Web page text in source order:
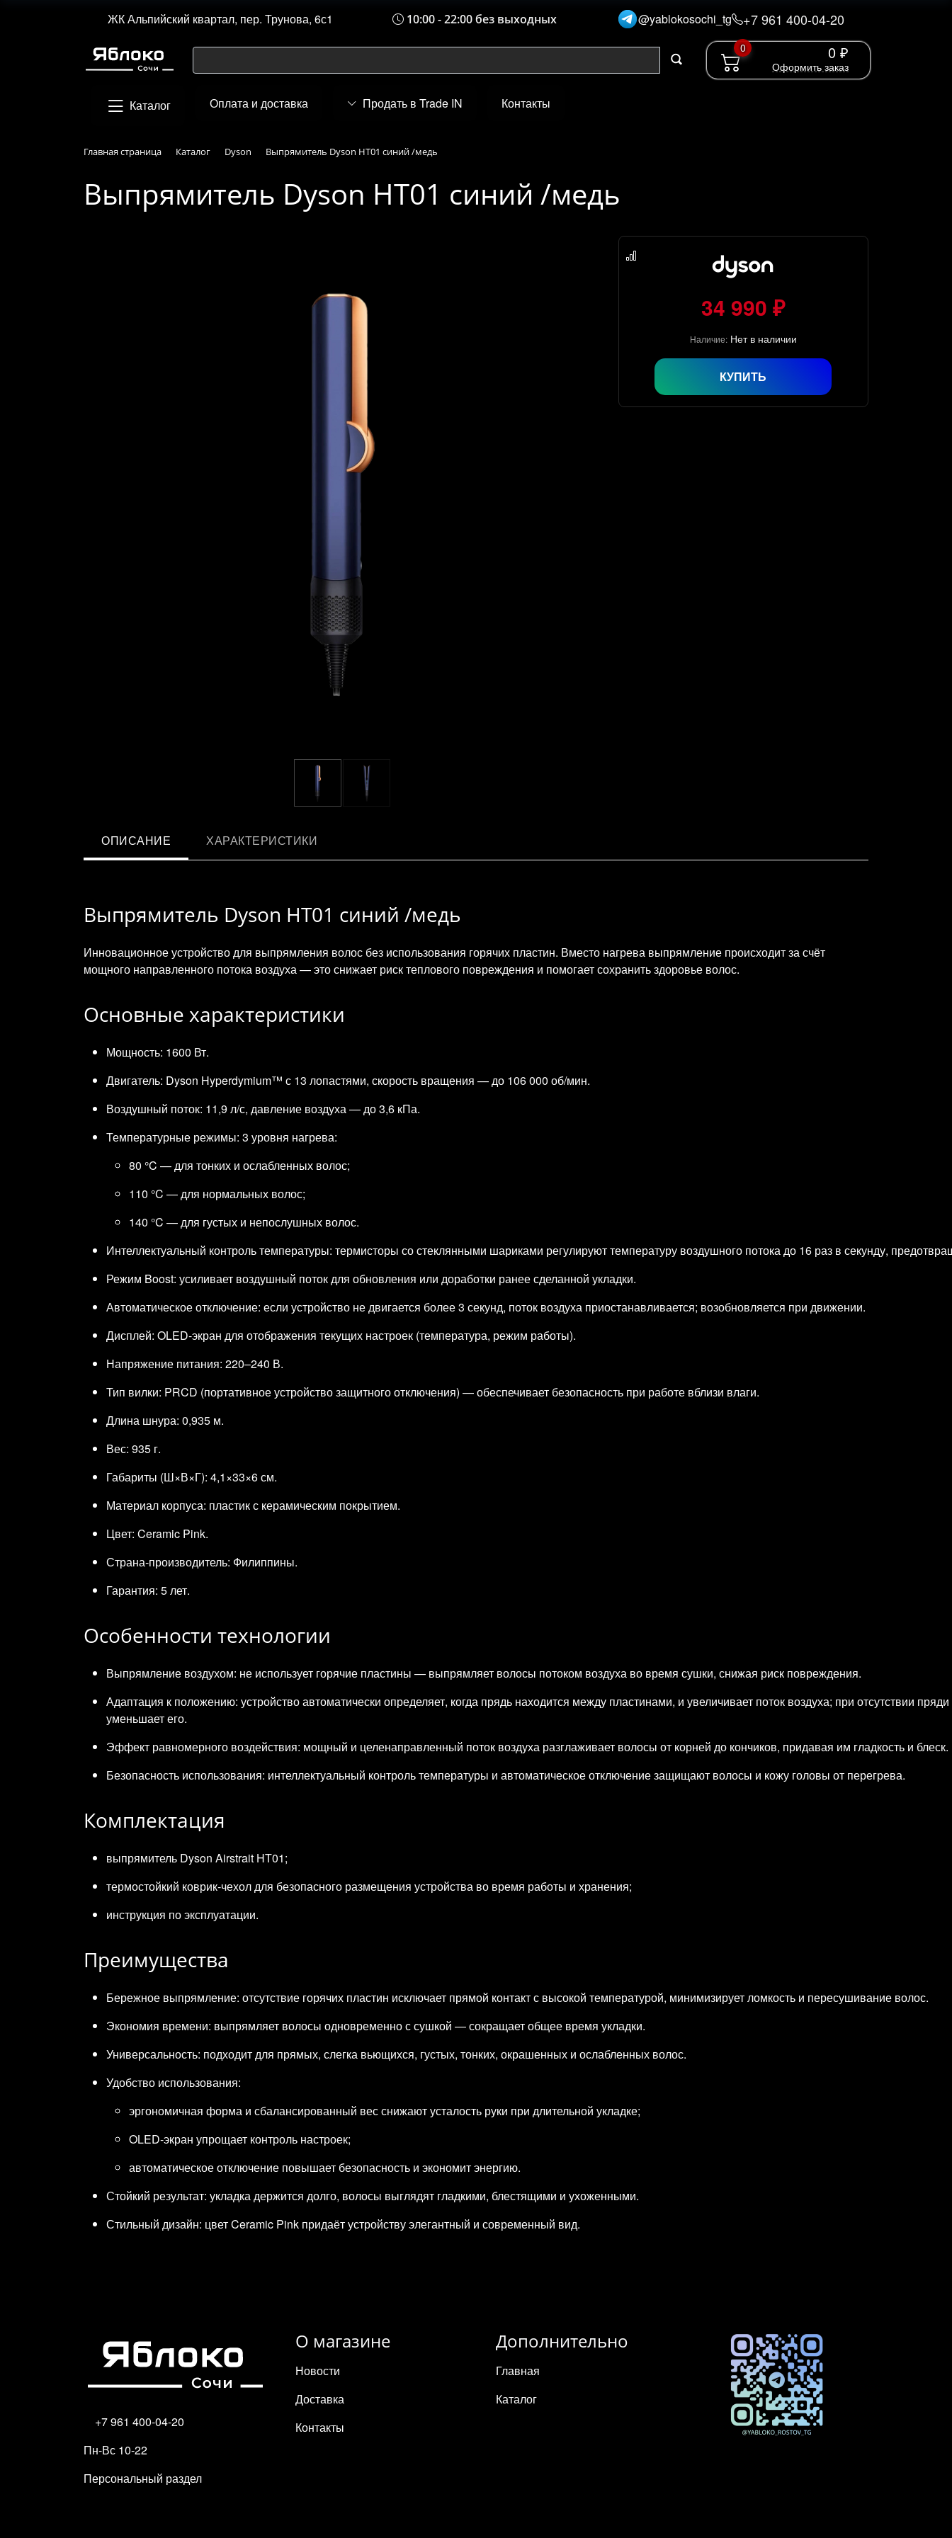
ЖК Альпийский квартал, пер. Трунова, 6с1 10:00 - 22:00 без выходных @yablokosochi_tg +7 961 400-04-20
0 0 ₽
Оформить заказ
Каталог Оплата и доставка Продать в Trade IN Контакты
Главная страница Каталог Dyson Выпрямитель Dyson HT01 синий /медь
Выпрямитель Dyson HT01 синий /медь
34 990 ₽
Наличие: Нет в наличии
КУПИТЬ
ОПИСАНИЕ ХАРАКТЕРИСТИКИ
Выпрямитель Dyson HT01 синий /медь
Инновационное устройство для выпрямления волос без использования горячих пластин. Вместо нагрева выпрямление происходит за счёт
мощного направленного потока воздуха — это снижает риск теплового повреждения и помогает сохранить здоровье волос.
Основные характеристики
Мощность: 1600 Вт.
Двигатель: Dyson Hyperdymium™ с 13 лопастями, скорость вращения — до 106 000 об/мин.
Воздушный поток: 11,9 л/с, давление воздуха — до 3,6 кПа.
Температурные режимы: 3 уровня нагрева:
80 °C — для тонких и ослабленных волос;
110 °C — для нормальных волос;
140 °C — для густых и непослушных волос.
Интеллектуальный контроль температуры: термисторы со стеклянными шариками регулируют температуру воздушного потока до 16 раз в секунду,
Режим Boost: усиливает воздушный поток для обновления или доработки ранее сделанной укладки.
Автоматическое отключение: если устройство не двигается более 3 секунд, поток воздуха приостанавливается; возобновляется при движении.
Дисплей: OLED‑экран для отображения текущих настроек (температура, режим работы).
Напряжение питания: 220–240 В.
Тип вилки: PRCD (портативное устройство защитного отключения) — обеспечивает безопасность при работе вблизи влаги.
Длина шнура: 0,935 м.
Вес: 935 г.
Габариты (Ш×В×Г): 4,1×33×6 см.
Материал корпуса: пластик с керамическим покрытием.
Цвет: Ceramic Pink.
Страна‑производитель: Филиппины.
Гарантия: 5 лет.
Особенности технологии
Выпрямление воздухом: не использует горячие пластины — выпрямляет волосы потоком воздуха во время сушки, снижая риск повреждения.
Адаптация к положению: устройство автоматически определяет, когда прядь находится между пластинами, и увеличивает поток воздуха; при отсутствии
уменьшает его.
Эффект равномерного воздействия: мощный и целенаправленный поток воздуха разглаживает волосы от корней до кончиков, придавая им гладкость и блеск.
Безопасность использования: интеллектуальный контроль температуры и автоматическое отключение защищают волосы и кожу головы от перегрева.
Комплектация
выпрямитель Dyson Airstrait HT01;
термостойкий коврик‑чехол для безопасного размещения устройства во время работы и хранения;
инструкция по эксплуатации.
Преимущества
Бережное выпрямление: отсутствие горячих пластин исключает прямой контакт с высокой температурой, минимизирует ломкость и пересушивание волос.
Экономия времени: выпрямляет волосы одновременно с сушкой — сокращает общее время укладки.
Универсальность: подходит для прямых, слегка вьющихся, густых, тонких, окрашенных и ослабленных волос.
Удобство использования:
эргономичная форма и сбалансированный вес снижают усталость руки при длительной укладке;
OLED‑экран упрощает контроль настроек;
автоматическое отключение повышает безопасность и экономит энергию.
Стойкий результат: укладка держится долго, волосы выглядят гладкими, блестящими и ухоженными.
Стильный дизайн: цвет Ceramic Pink придаёт устройству элегантный и современный вид.
О магазине
Новости
Доставка
Контакты
Дополнительно
Главная
Каталог
+7 961 400-04-20
Пн-Вс 10-22
Персональный раздел